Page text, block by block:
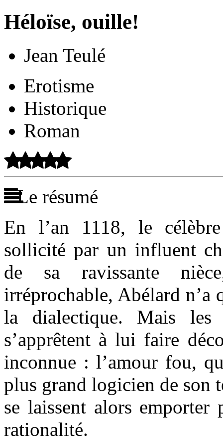
Héloïse, ouille!
Jean Teulé
Erotisme
Historique
Roman
Le résumé
En l’an 1118, le
sollicité par un influent
de sa ravissante
irréprochable, Abélard n’a
la dialectique. Mais les
s’apprêtent à lui faire
inconnue : l’amour fou,
plus grand logicien de son
se laissent alors emporter
rationalité.